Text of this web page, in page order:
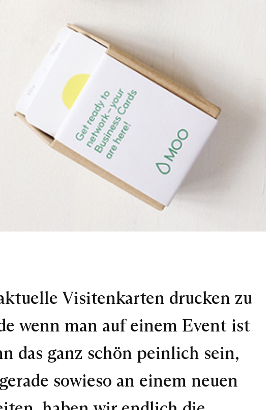
Visitenkarten drucken zu
wenn man auf einem Event ist
das ganz schön peinlich sein,
sowieso an einem neuen